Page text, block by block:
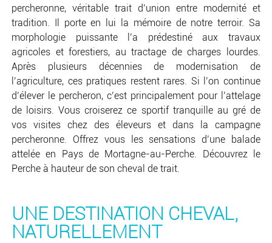
percheronne, véritable trait d’union entre modernité et
tradition. Il porte en lui la mémoire de notre terroir. Sa
morphologie puissante l’a prédestiné aux travaux
agricoles et forestiers, au tractage de charges lourdes.
Après plusieurs décennies de modernisation de
l’agriculture, ces pratiques restent rares. Si l’on continue
d’élever le percheron, c’est principalement pour l’attelage
de loisirs. Vous croiserez ce sportif tranquille au gré de
vos visites chez des éleveurs et dans la campagne
percheronne. Offrez vous les sensations d’une balade
attelée en Pays de Mortagne-au-Perche. Découvrez le
Perche à hauteur de son cheval de trait.
UNE DESTINATION CHEVAL,
NATURELLEMENT